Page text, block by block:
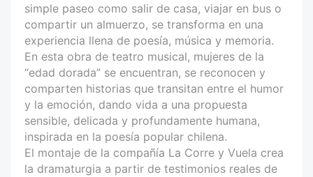
simple paseo como salir de casa, viajar en bus o
compartir un almuerzo, se transforma en una
experiencia llena de poesía, música y memoria.
En esta obra de teatro musical, mujeres de la
“edad dorada” se encuentran, se reconocen y
comparten historias que transitan entre el humor
y la emoción, dando vida a una propuesta
sensible, delicada y profundamente humana,
inspirada en la poesía popular chilena.
El montaje de la compañía La Corre y Vuela crea
la dramaturgia a partir de testimonios reales de